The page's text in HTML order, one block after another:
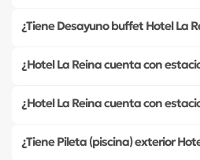
¿Tiene Desayuno buffet Hotel La
¿Hotel La Reina cuenta con
¿Hotel La Reina cuenta con
¿Tiene Pileta (piscina) exterior